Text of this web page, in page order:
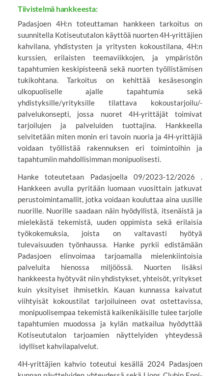
Tiivistelmä hankkeesta:
Padasjoen 4H:n toteuttaman hankkeen tarkoitus on
suunnitella Kotiseututalon käyttöä nuorten 4H-yrittäjien
kahvilana, yhdistysten ja yritysten kokoustilana, 4H:n
kurssien, erilaisten teemaviikkojen, ja ympäristön
tapahtumien keskipisteenä sekä nuorten työllistämisen
tukikohtana. Tarkoitus on kehittää kesäsesongin
ulkopuoliselle ajalle tapahtumia sekä
yhdistyksille/yrityksille tilattava kokoustarjoilu/-
palvelukonsepti, jossa nuoret 4H-yrittäjät toimivat
tarjoilujen ja palveluiden tuottajina. Hankkeella
selvitetään miten monin eri tavoin nuoria ja 4H-yrittäjiä
voidaan työllistää rakennuksen eri toimintoihin ja
tapahtumiin mahdollisimman monipuolisesti.
Hanke toteutetaan Padasjoella 09/2023-12/2026 .
Hankkeen avulla pyritään luomaan vuosittain jatkuvat
perustoimintamallit, jotka voidaan kouluttaa aina uusille
nuorille. Nuorille saadaan näin hyödyllistä, itsenäistä ja
mielekästä tekemistä, uuden oppimista sekä erilaisia
työkokemuksia, joista on valtavasti hyötyä
tulevaisuuden työnhaussa. Hanke pyrkii edistämään
Padasjoen elinvoimaa tarjoamalla mielenkiintoisia
palveluita hienossa miljöössä. Nuorten lisäksi
hankkeesta hyötyvät niin yhdistykset, yhteisöt, yritykset
kuin yksityiset ihmisetkin. Kauan kunnassa kaivatut
viihtyisät kokoustilat tarjoiluineen ovat ostettavissa,
monipuolisempaa tekemistä kaikenikäisille tulee tarjolle
tapahtumien muodossa ja kylän matkailua hyödyttää
Kotiseututalon tarjoamien näyttelyiden yhteydessä
idylliset kahvilapalvelut.
4H-yrittäjien kahvio toteutui kesällä 2024 Padasjoen